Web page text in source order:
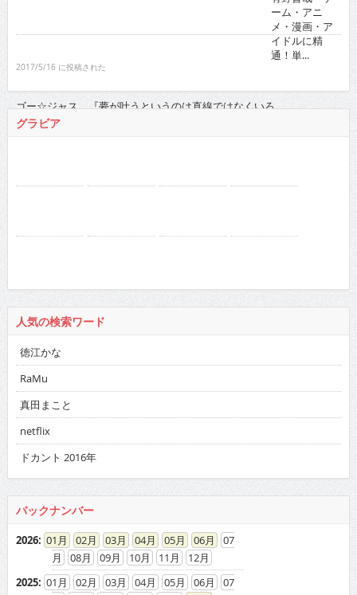
ゴー☆ジャス 『夢が叶うというのは直線ではなくいろ...
徳江かな
RaMu
netflix
ドカント 2016年
バックナンバー
2026:01 02 03 04 05 06
07
08
09 10 11
12
2025 : 01 02
08
09 10 11
12
01 02 03 04 05 06
08
09 10 11
12